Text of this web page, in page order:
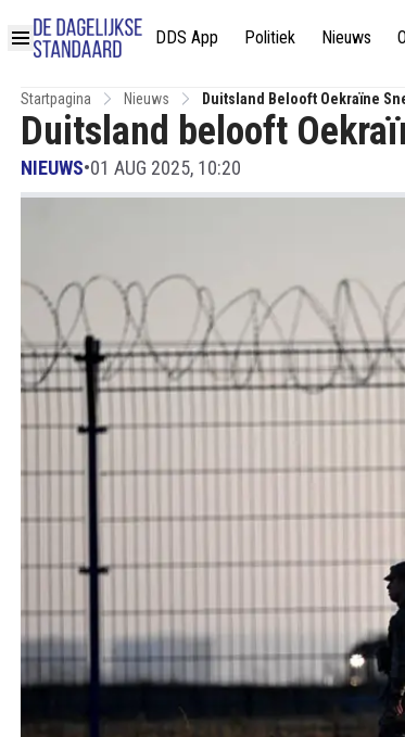
DDS App Politiek Nieuws
Startpagina Nieuws Duitsland Belooft Oekraïne
Duitsland belooft
NIEUWS•01 AUG 2025, 10:20